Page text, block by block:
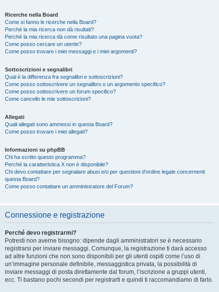
Ricerche nella Board
Come si fanno le ricerche nella Board?
Perché la mia ricerca non dà risultati?
Perché la mia ricerca dà come risultato una pagina vuota?
Come posso cercare un utente?
Come posso trovare i miei messaggi e i miei argomenti?
Sottoscrizioni e segnalibri
Qual è la differenza fra segnalibri e sottoscrizioni?
Come posso sottoscrivere un segnalibro o un argomento specifico?
Come posso sottoscrivere un forum specifico?
Come cancello le mie sottoscrizioni?
Allegati
Quali allegati sono ammessi in questa Board?
Come posso trovare i miei allegati?
Informazioni su phpBB
Chi ha scritto questo programma?
Perché la caratteristica X non è disponibile?
Chi devo contattare per segnalare abusi e/o per questioni d’ordine legale concernenti
questa Board?
Come posso contattare un amministratore del Forum?
Connessione e registrazione
Perché devo registrarmi?
Potresti non averne bisogno: dipende dagli amministratori se è necessario
registrarsi per inviare messaggi. Comunque, la registrazione ti darà accesso
ad altre funzioni che non sono disponibili per gli utenti ospiti come l’uso di
un’immagine personale definibile, messaggistica privata, la possibilità di
inviare messaggi di posta direttamente dal forum, l’iscrizione a gruppi utenti,
ecc. Ti bastano pochi secondi per registrarti e quindi ti raccomandiamo di farlo.